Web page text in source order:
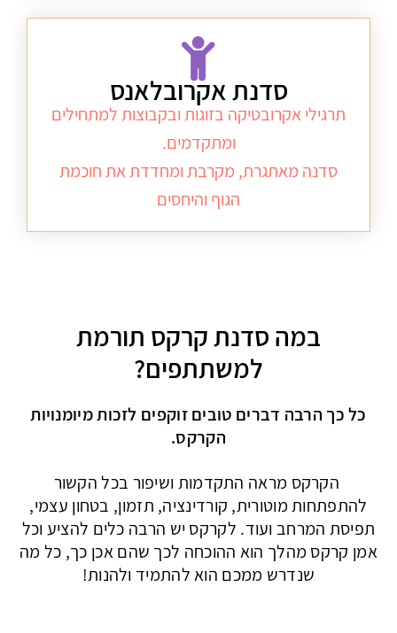
סדנת אקרובלאנס
תרגילי אקרובטיקה בזוגות ובקבוצות למתחילים
ומתקדמים.
סדנה מאתגרת, מקרבת ומחדדת את חוכמת
הגוף והיחסים
במה סדנת קרקס תורמת
למשתתפים?
כל כך הרבה דברים טובים זוקפים לזכות מיומנויות
הקרקס.
הקרקס מראה התקדמות ושיפור בכל הקשור
להתפתחות מוטורית, קורדינציה, תזמון, בטחון עצמי,
תפיסת המרחב ועוד. לקרקס יש הרבה כלים להציע וכל
אמן קרקס מהלך הוא ההוכחה לכך שהם אכן כך, כל מה
שנדרש ממכם הוא להתמיד ולהנות!